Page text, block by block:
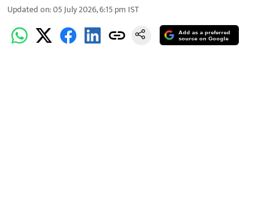
Updated on:05 July 2026, 6:15 pm IST
Add as a preferred
source on Google